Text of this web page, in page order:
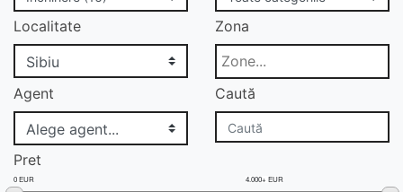
Localitate Zona
Agent Caută
Pret
0 EUR 4.000+ EUR